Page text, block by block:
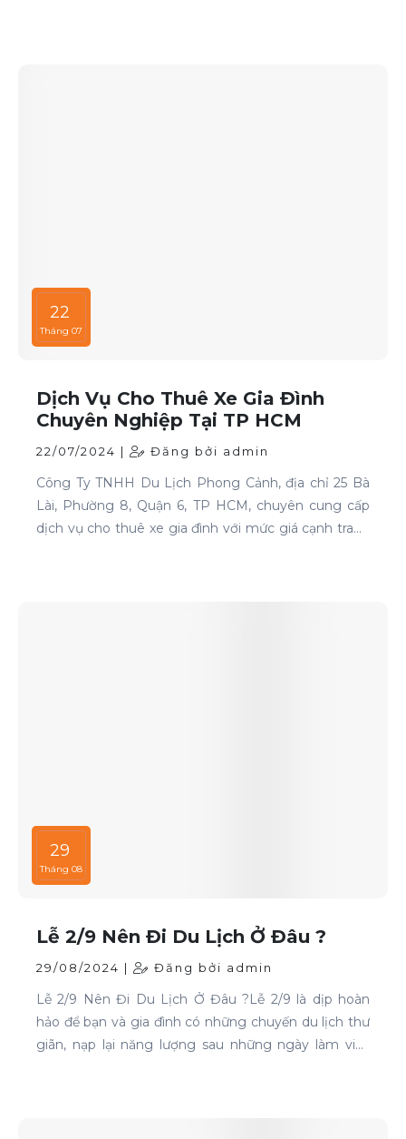
22
Tháng 07
Dịch Vụ Cho Thuê Xe Gia Đình
Chuyên Nghiệp Tại TP HCM
22/07/2024 | Đăng bởi admin
Công Ty TNHH Du Lịch Phong Cảnh, địa chỉ 25 Bà
Lài, Phường 8, Quận 6, TP HCM, chuyên cung cấp
dịch vụ cho thuê xe gia đình với mức giá cạnh tranh
29
Tháng 08
Lễ 2/9 Nên Đi Du Lịch Ở Đâu ?
29/08/2024 | Đăng bởi admin
Lễ 2/9 Nên Đi Du Lịch Ở Đâu ?Lễ 2/9 là dịp hoàn
hảo để bạn và gia đình có những chuyến du lịch thư
giãn, nạp lại năng lượng sau những ngày làm việc